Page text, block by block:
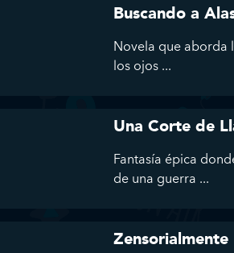
Buscando a
Novela que aborda
los ojos ...
Una Corte de
Fantasía épica
de una guerra ...
Zensorialmente